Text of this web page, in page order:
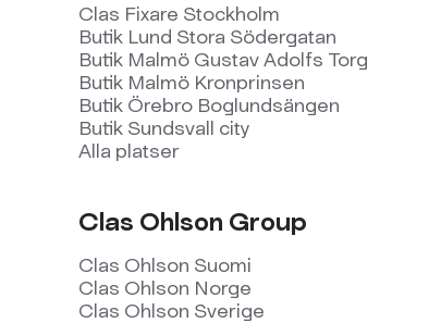
Clas Fixare Stockholm
Butik Lund Stora Södergatan
Butik Malmö Gustav Adolfs Torg
Butik Malmö Kronprinsen
Butik Örebro Boglundsängen
Butik Sundsvall city
Alla platser
Clas Ohlson Group
Clas Ohlson Suomi
Clas Ohlson Norge
Clas Ohlson Sverige